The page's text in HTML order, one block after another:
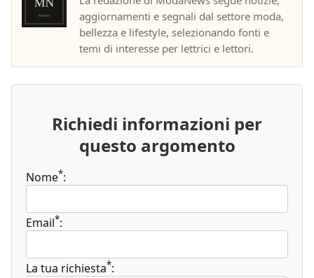
aggiornamenti e segnali dal settore moda,
bellezza e lifestyle, selezionando fonti e
temi di interesse per lettrici e lettori.
Richiedi informazioni per
questo argomento
Nome*:
Email*:
La tua richiesta*: